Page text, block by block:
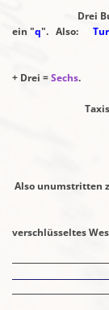
Drei
ein "q". Also:
+ Drei =Sechs.
Taxis
Hier
Also
So
verschlüsseltes